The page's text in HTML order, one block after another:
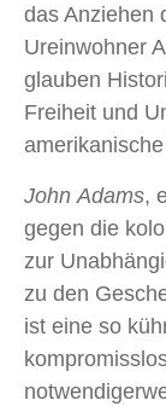
das Anziehen
Ureinwohner
glauben
Freiheit und
John Adams,
gegen die
zur
zu den
ist eine so